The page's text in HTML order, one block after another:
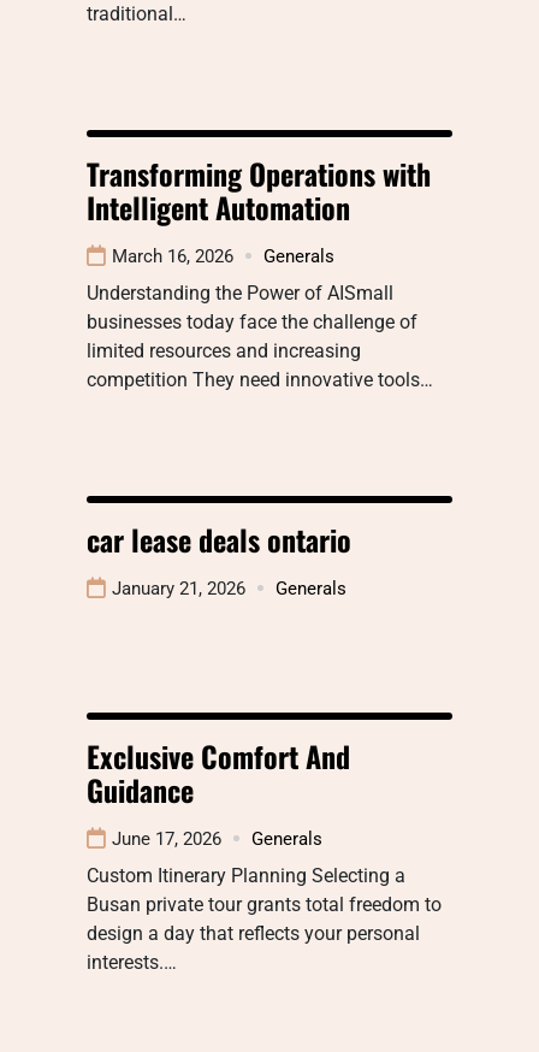
traditional…
Transforming Operations with
Intelligent Automation
March 16, 2026 Generals
Understanding the Power of AISmall
businesses today face the challenge of
limited resources and increasing
competition They need innovative tools…
car lease deals ontario
January 21, 2026 Generals
Exclusive Comfort And
Guidance
June 17, 2026 Generals
Custom Itinerary Planning Selecting a
Busan private tour grants total freedom to
design a day that reflects your personal
interests.…